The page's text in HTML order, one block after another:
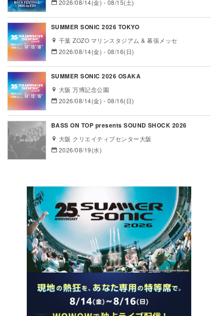
2026/08/14(金) - 08/15(土)
SUMMER SONIC 2026 TOKYO
千葉 ZOZO マリンスタジアム & 幕張メッセ
2026/08/14(金) - 08/16(日)
SUMMER SONIC 2026 OSAKA
大阪 万博記念公園
2026/08/14(金) - 08/16(日)
BASS ON TOP presents SOUND SHOCK 2026
大阪 クリエイティブセンター大阪
2026/08/19(水)